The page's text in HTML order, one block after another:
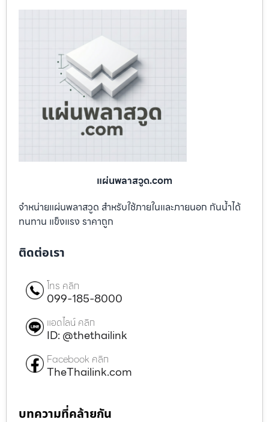
แผ่นพลาสวูด.com
จำหน่ายแผ่นพลาสวูด สำหรับใช้ภายในและภายนอก กันน้ำได้
ทนทาน แข็งแรง ราคาถูก
ติดต่อเรา
โทร คลิก
099-185-8000
แอดไลน์ คลิก
ID: @thethailink
Facebook คลิก
TheThailink.com
บทความที่คล้ายกัน